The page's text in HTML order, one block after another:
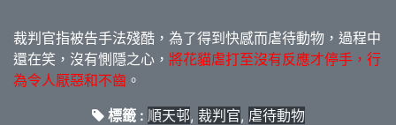
裁判官指被告手法殘酷，為了得到快感而虐待動物，過程中
還在笑，沒有惻隱之心， 將花貓虐打至沒有反應才停手，行
為令人厭惡和不齒 。
標籤 : 順天邨, 裁判官, 虐待動物